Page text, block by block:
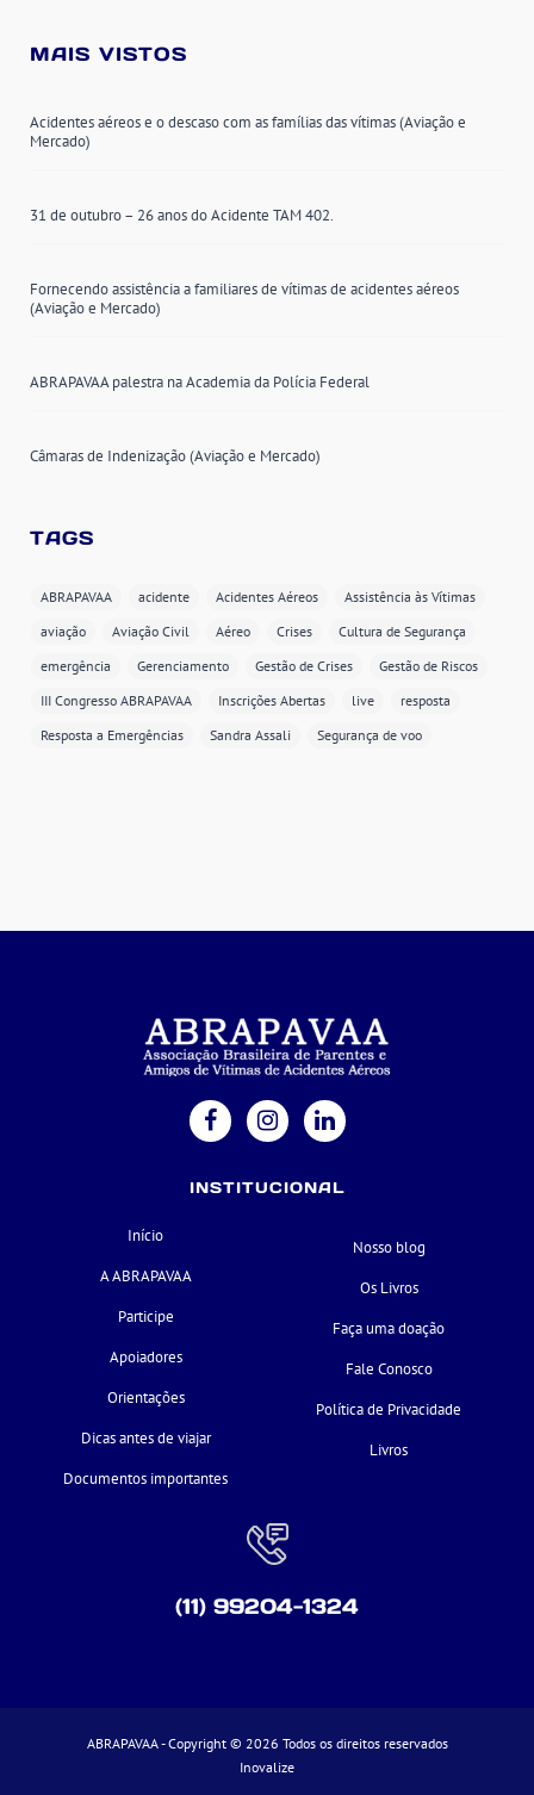
MAIS VISTOS
Acidentes aéreos e o descaso com as famílias das vítimas (Aviação e
Mercado)
31 de outubro – 26 anos do Acidente TAM 402.
Fornecendo assistência a familiares de vítimas de acidentes aéreos
(Aviação e Mercado)
ABRAPAVAA palestra na Academia da Polícia Federal
Câmaras de Indenização (Aviação e Mercado)
TAGS
ABRAPAVAA acidente Acidentes Aéreos
Assistência às Vítimas
aviação
Aviação Civil Aéreo Crises
Cultura de Segurança
emergência
Gerenciamento Gestão de Crises
Gestão de Riscos
III Congresso ABRAPAVAA
Inscrições Abertas live
resposta
Resposta a Emergências
Sandra Assali Segurança de voo
INSTITUCIONAL
Início
A ABRAPAVAA
Participe
Apoiadores
Orientações
Dicas antes de viajar
Documentos importantes
Nosso blog
Os Livros
Faça uma doação
Fale Conosco
Política de Privacidade
Livros
(11) 99204-1324
ABRAPAVAA - Copyright © 2026 Todos os direitos reservados
Inovalize